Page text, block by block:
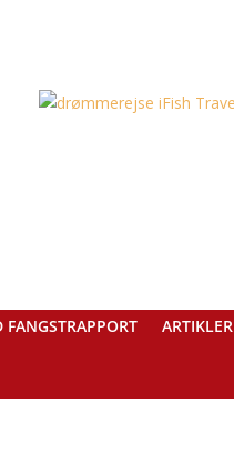
FANGSTRAPPORT ARTIKLER